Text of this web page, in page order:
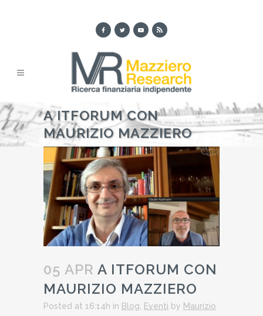
A ITFORUM CON
MAURIZIO MAZZIERO
05 APR A ITFORUM CON
MAURIZIO MAZZIERO
Posted at 16:14h in Blog Eventi by Maurizio